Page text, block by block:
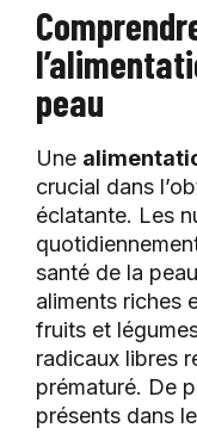
peau
Une
crucial dans
éclatante. Les
santé de la
aliments riches
fruits et
radicaux libres
prématuré. De
présents dans